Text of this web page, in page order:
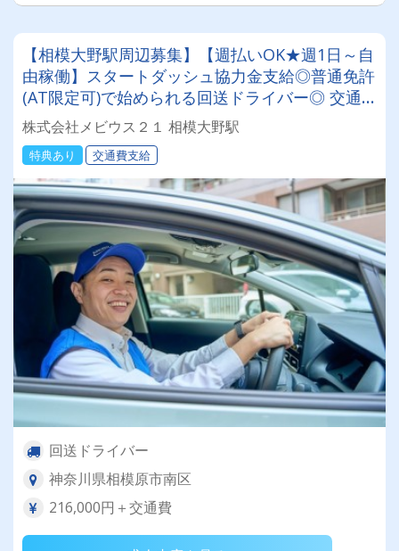
【相模大野駅周辺募集】【週払いOK★週1日～自
由稼働】スタートダッシュ協力金支給◎普通免許
(AT限定可)で始められる回送ドライバー◎ 交通
費全額支給＆直行直帰♪日本全国でスキマ時間を
有効活用！
株式会社メビウス２１ 相模大野駅
特典あり 交通費支給
回送ドライバー
神奈川県相模原市南区
216,000円＋交通費